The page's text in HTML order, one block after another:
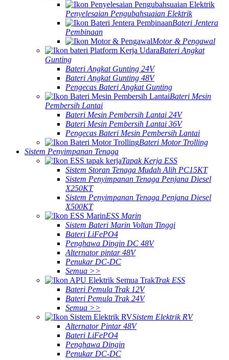
Penyelesaian Pengubahsuaian Elektrik
Bateri Jentera
Pembinaan
Motor & Pengawal
Bateri Angkat
Gunting
Bateri Angkat Gunting 24V
Bateri Angkat Gunting 48V
Pengecas Bateri Angkat Gunting
Bateri Mesin
Pembersih Lantai
Bateri Mesin Pembersih Lantai 24V
Bateri Mesin Pembersih Lantai 36V
Pengecas Bateri Mesin Pembersih Lantai
Bateri Motor Trolling
Sistem Penyimpanan Tenaga
Tapak Kerja ESS
Sistem Storan Tenaga Mudah Alih PC15KT
Sistem Penyimpanan Tenaga Penjana Diesel
X250KT
Sistem Penyimpanan Tenaga Penjana Diesel
X500KT
ESS Marin
Sistem Bateri Marin Voltan Tinggi
Bateri LiFePO4
Penghawa Dingin DC 48V
Alternator pintar 48V
Penukar DC-DC
Semua >>
Trak ESS
Bateri Pemula Trak 12V
Bateri Pemula Trak 24V
Semua >>
Sistem Elektrik RV
Alternator Pintar 48V
Bateri LiFePO4
Penghawa Dingin
Penukar DC-DC